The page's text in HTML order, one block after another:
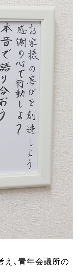
、青年会議所の